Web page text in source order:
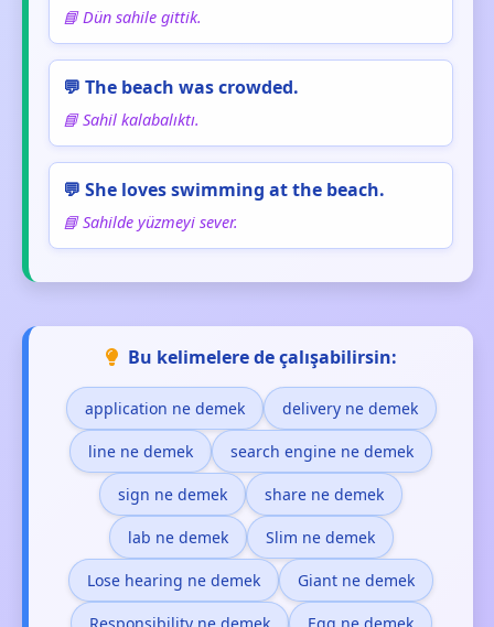
📘 Dün sahile gittik.
💬 The beach was crowded.
📘 Sahil kalabalıktı.
💬 She loves swimming at the beach.
📘 Sahilde yüzmeyi sever.
Bu kelimelere de çalışabilirsin:
application ne demek delivery ne demek
line ne demek search engine ne demek
sign ne demek share ne demek
lab ne demek Slim ne demek
Lose hearing ne demek Giant ne demek